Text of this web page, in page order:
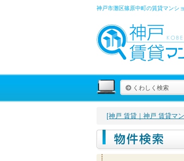
神戸市灘区篠原中町の賃貸マンシ
くわしく検索
[神戸 賃貸｜神戸 賃貸マ